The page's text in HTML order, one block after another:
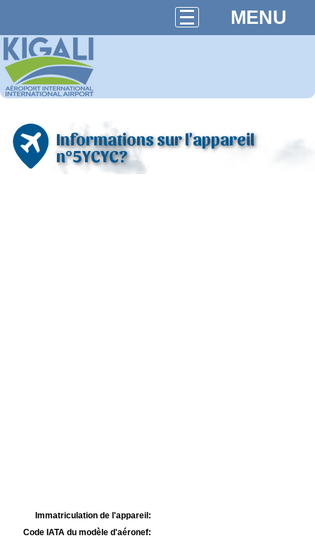
MENU
Informations sur l'appareil
n°5YCYC?
Immatriculation de l'appareil:
Code IATA du modèle d'aéronef: